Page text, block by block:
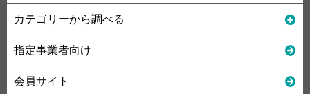
カテゴリーから調べる
指定事業者向け
会員サイト